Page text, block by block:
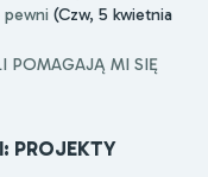
(Czw, 5 kwietnia
POMAGAJĄ MI SIĘ
PROJEKTY